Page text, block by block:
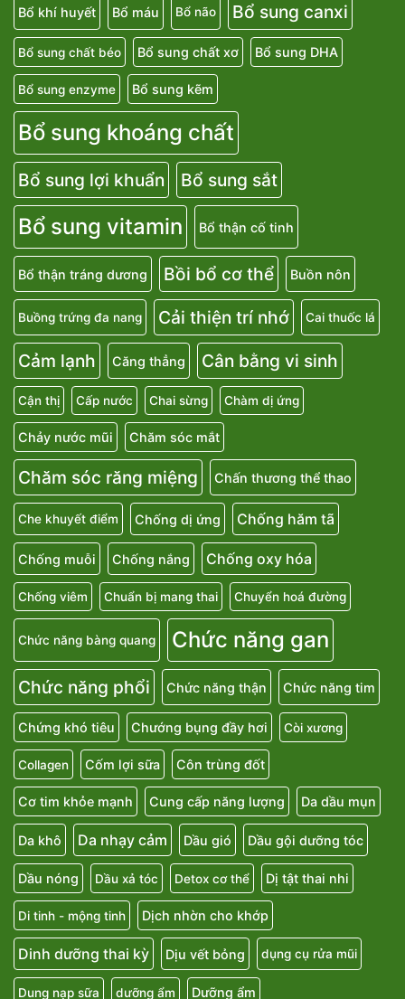
Bổ khí huyết Bổ máu Bổ não Bổ sung canxi
Bổ sung chất béo Bổ sung chất xơ Bổ sung DHA
Bổ sung enzyme Bổ sung kẽm
Bổ sung khoáng chất
Bổ sung lợi khuẩn Bổ sung sắt
Bổ sung vitamin Bổ thận cố tinh
Bổ thận tráng dương Bồi bổ cơ thể Buồn nôn
Buồng trứng đa nang Cải thiện trí nhớ Cai thuốc lá
Cảm lạnh Căng thẳng Cân bằng vi sinh
Cận thị Cấp nước Chai sừng Chàm dị ứng
Chảy nước mũi Chăm sóc mắt
Chăm sóc răng miệng Chấn thương thể thao
Che khuyết điểm Chống dị ứng Chống hăm tã
Chống muỗi Chống nắng Chống oxy hóa
Chống viêm Chuẩn bị mang thai Chuyển hoá đường
Chức năng bàng quang Chức năng gan
Chức năng phổi Chức năng thận Chức năng tim
Chứng khó tiêu Chướng bụng đầy hơi Còi xương
Collagen Cốm lợi sữa Côn trùng đốt
Cơ tim khỏe mạnh Cung cấp năng lượng Da dầu mụn
Da khô Da nhạy cảm Dầu gió Dầu gội dưỡng tóc
Dầu nóng Dầu xả tóc Detox cơ thể Dị tật thai nhi
Di tinh - mộng tinh Dịch nhờn cho khớp
Dinh dưỡng thai kỳ Dịu vết bỏng dụng cụ rửa mũi
Dung nạp sữa dưỡng ẩm Dưỡng ẩm